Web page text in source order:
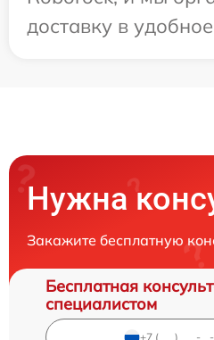
доставку в
Нужна
Закажите бесплатную
Бесплатная
специалистом